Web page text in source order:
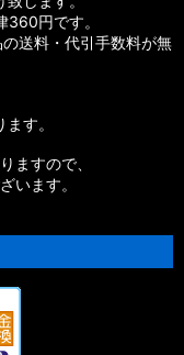
360円です。
送料・代引手数料が無
す。
ますので、
います。